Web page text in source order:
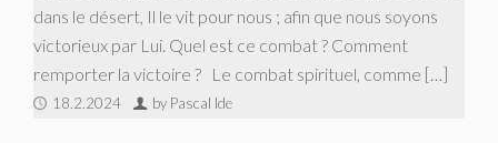
dans le désert, Il le vit pour nous ; afin que nous soyons
victorieux par Lui. Quel est ce combat ? Comment
remporter la victoire ? Le combat spirituel, comme […]
18.2.2024 by Pascal Ide